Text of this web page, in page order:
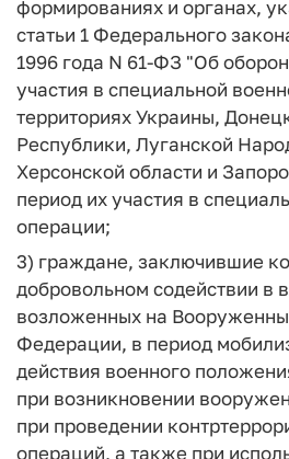
формированиях и органах,
статьи 1 Федерального
1996 года N 61-ФЗ "Об
участия в специальной
территориях Украины,
Республики, Луганской
Херсонской области и
период их участия в
операции;
3) граждане, заключившие
добровольном содействии в
возложенных на
Федерации, в период
действия военного
при возникновении
при проведении
операций, а также при